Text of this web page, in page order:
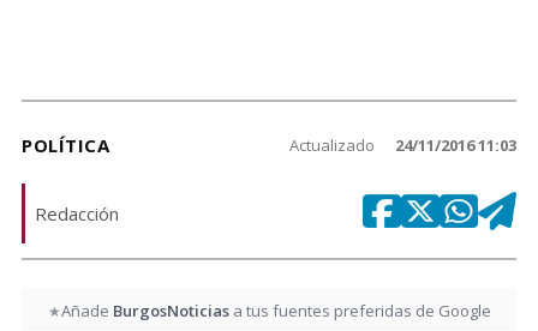
POLÍTICA Actualizado 24/11/2016 11:03
Redacción
★Añade BurgosNoticiasa tus fuentes preferidas de Google